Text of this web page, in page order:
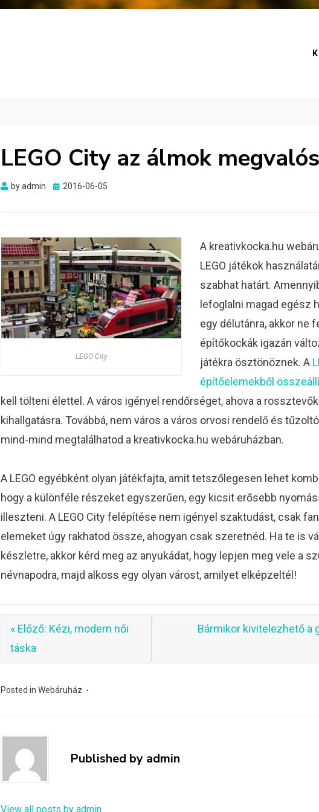
LEGO City az álmok
byadmin
Posted
2016-06-05
LEGO City
A kreativkocka.hu
LEGO játékok
szabhat határt.
lefoglalni magad egész
egy délutánra, akkor ne
építőkockák igazán
játékra ösztönöznek. A
építőelemekből
kell tölteni élettel. A város igényel rendőrséget, ahova a
kihallgatásra. Továbbá, nem város a város orvosi rendelő és
mind-mind megtalálhatod a kreativkocka.hu webáruházban.
A LEGO egyébként olyan játékfajta, amit tetszőlegesen lehet
hogy a különféle részeket egyszerűen, egy kicsit erősebb
illeszteni. A LEGO City felépítése nem igényel szaktudást, csak
elemeket úgy rakhatod össze, ahogyan csak szeretnéd. Ha te is
készletre, akkor kérd meg az anyukádat, hogy lepjen meg vele a
névnapodra, majd alkoss egy olyan várost, amilyet elképzeltél!
« Előző: Kézi, modern női
táska
Bármikor kivitelezhető a
Posted inWebáruház
Published by admin
View all posts by admin